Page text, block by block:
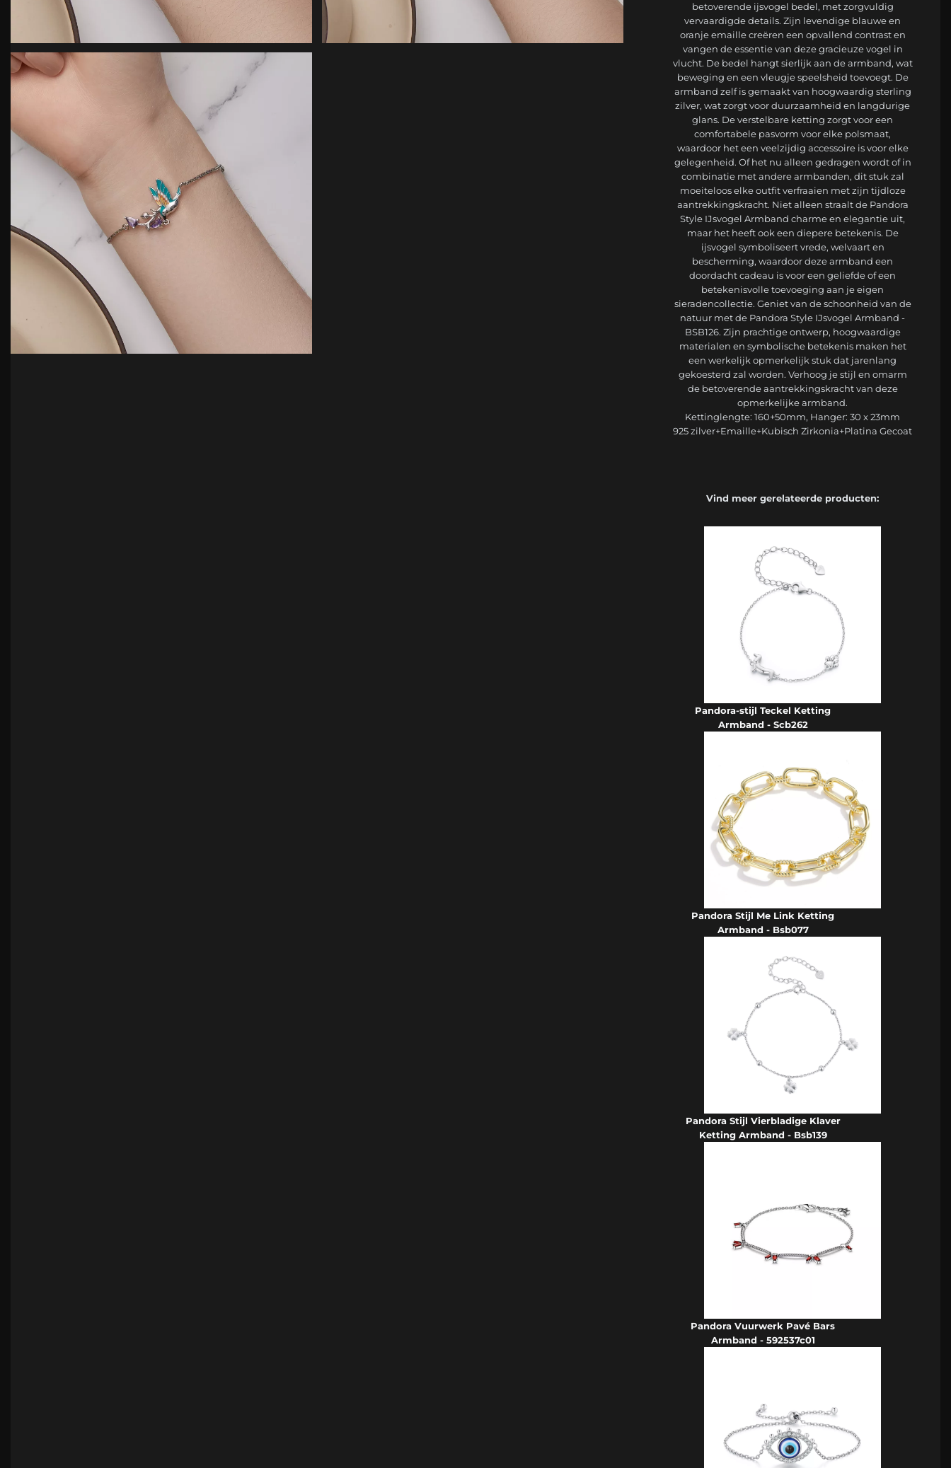
betoverende ijsvogel bedel, met zorgvuldig
vervaardigde details. Zijn levendige blauwe en
oranje emaille creëren een opvallend contrast en
vangen de essentie van deze gracieuze vogel in
vlucht. De bedel hangt sierlijk aan de armband, wat
beweging en een vleugje speelsheid toevoegt. De
armband zelf is gemaakt van hoogwaardig sterling
zilver, wat zorgt voor duurzaamheid en langdurige
glans. De verstelbare ketting zorgt voor een
comfortabele pasvorm voor elke polsmaat,
waardoor het een veelzijdig accessoire is voor elke
gelegenheid. Of het nu alleen gedragen wordt of in
combinatie met andere armbanden, dit stuk zal
moeiteloos elke outfit verfraaien met zijn tijdloze
aantrekkingskracht. Niet alleen straalt de Pandora
Style IJsvogel Armband charme en elegantie uit,
maar het heeft ook een diepere betekenis. De
ijsvogel symboliseert vrede, welvaart en
bescherming, waardoor deze armband een
doordacht cadeau is voor een geliefde of een
betekenisvolle toevoeging aan je eigen
sieradencollectie. Geniet van de schoonheid van de
natuur met de Pandora Style IJsvogel Armband -
BSB126. Zijn prachtige ontwerp, hoogwaardige
materialen en symbolische betekenis maken het
een werkelijk opmerkelijk stuk dat jarenlang
gekoesterd zal worden. Verhoog je stijl en omarm
de betoverende aantrekkingskracht van deze
opmerkelijke armband.
Kettinglengte: 160+50mm, Hanger: 30 x 23mm
925 zilver+Emaille+Kubisch Zirkonia+Platina Gecoat
Vind meer gerelateerde producten:
Pandora-stijl Teckel Ketting
Armband - Scb262
Pandora Stijl Me Link Ketting
Armband - Bsb077
Pandora Stijl Vierbladige Klaver
Ketting Armband - Bsb139
Pandora Vuurwerk Pavé Bars
Armband - 592537c01